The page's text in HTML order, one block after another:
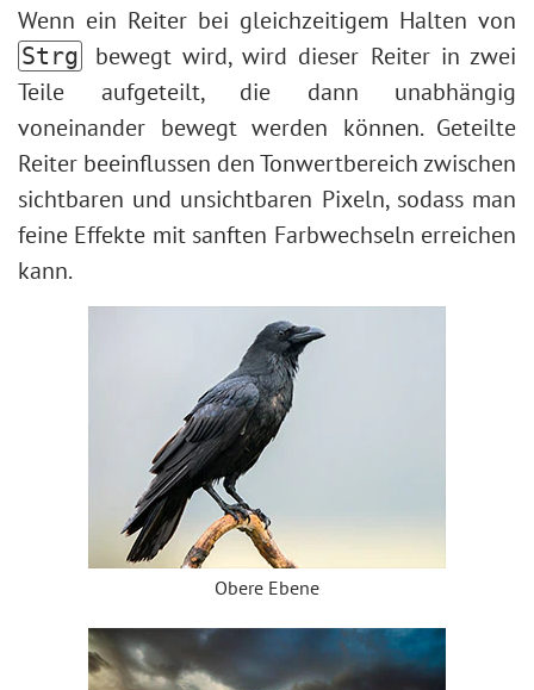
Text umranden
Vintage-Effekt
Bilder altern lassen
Bokeh-Effekt
Farbton anpassen
Augenfarbe ändern
Brille entfernen
Lippenstiftauswahl
Fotoretusche
Wenn ein Reiter bei gleichzeitigem Halten von
Strg
bewegt wird, wird dieser Reiter in zwei
Teile aufgeteilt, die dann unabhängig
voneinander bewegt werden können. Geteilte
Reiter beeinflussen den Tonwertbereich zwischen
sichtbaren und unsichtbaren Pixeln, sodass man
feine Effekte mit sanften Farbwechseln erreichen
kann.
Obere Ebene